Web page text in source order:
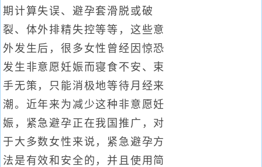
期计算失误、避孕套滑脱或破
裂、体外排精失控等等，这些意
外发生后，很多女性曾经因惊恐
发生非意愿妊娠而寝食不安、束
手无策，只能消极地等待月经来
潮。近年来为减少这种非意愿妊
娠，紧急避孕正在我国推广，对
于大多数女性来说，紧急避孕方
法是有效和安全的，并且使用简